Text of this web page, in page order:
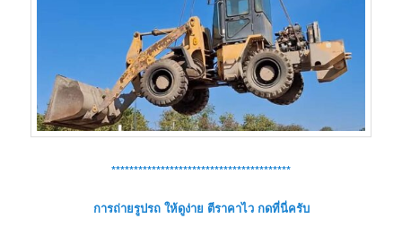
****************************************
การถ่ายรูปรถ ให้ดูง่าย ตีราคาไว กดที่นี่ครับ